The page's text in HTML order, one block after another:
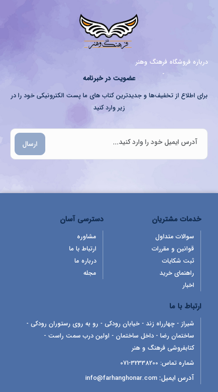
درباره فروشگاه فرهنگ وهنر
عضویت در خبرنامه
برای اطلاع از تخفیف‌ها و جدیدترین کتاب های ما پست الکترونیکی خود را در
زیر وارد کنید
ارسال
خدمات مشتریان
سوالات متداول
قوانین و مقررات
ثبت شکایات
راهنمای خرید
اخبار
دسترسی آسان
مشاوره
ارتباط با ما
درباره ما
مجله
ارتباط با ما
شیراز - چهارراه زند - خیابان رودکی - رو به روی رستوران رودکی -
ساختمان رضا - داخل ساختمان - اولین درب سمت راست -
کتابفروشی فرهنگ و هنر
شماره تماس: 32338200-071
آدرس ایمیل: info@farhanghonar.com